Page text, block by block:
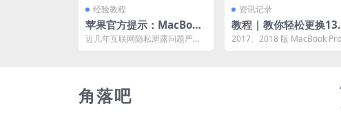
经验教程
苹果官方提示：MacBook
笔记本不要增加摄像头护
近几年互联网隐私泄露问题严
资讯记录
教程 | 教你轻松更换13
MacBook Pro (A1708)
2017、2018 版 MacBook
角落吧